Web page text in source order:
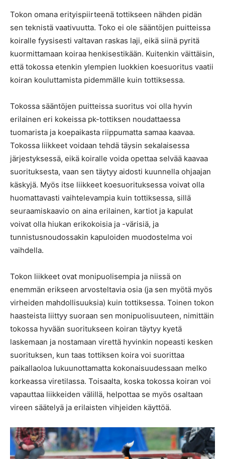
Tokon omana erityispiirteenä tottikseen nähden pidän
sen teknistä vaativuutta. Toko ei ole sääntöjen puitteissa
koiralle fyysisesti valtavan raskas laji, eikä siinä pyritä
kuormittamaan koiraa henkisestikään. Kuitenkin väittäisin,
että tokossa etenkin ylempien luokkien koesuoritus vaatii
koiran kouluttamista pidemmälle kuin tottiksessa.
Tokossa sääntöjen puitteissa suoritus voi olla hyvin
erilainen eri kokeissa pk-tottiksen noudattaessa
tuomarista ja koepaikasta riippumatta samaa kaavaa.
Tokossa liikkeet voidaan tehdä täysin sekalaisessa
järjestyksessä, eikä koiralle voida opettaa selvää kaavaa
suorituksesta, vaan sen täytyy aidosti kuunnella ohjaajan
käskyjä. Myös itse liikkeet koesuorituksessa voivat olla
huomattavasti vaihtelevampia kuin tottiksessa, sillä
seuraamiskaavio on aina erilainen, kartiot ja kapulat
voivat olla hiukan erikokoisia ja -värisiä, ja
tunnistusnoudossakin kapuloiden muodostelma voi
vaihdella.
Tokon liikkeet ovat monipuolisempia ja niissä on
enemmän erikseen arvosteltavia osia (ja sen myötä myös
virheiden mahdollisuuksia) kuin tottiksessa. Toinen tokon
haasteista liittyy suoraan sen monipuolisuuteen, nimittäin
tokossa hyvään suoritukseen koiran täytyy kyetä
laskemaan ja nostamaan virettä hyvinkin nopeasti kesken
suorituksen, kun taas tottiksen koira voi suorittaa
paikallaoloa lukuunottamatta kokonaisuudessaan melko
korkeassa viretilassa. Toisaalta, koska tokossa koiran voi
vapauttaa liikkeiden välillä, helpottaa se myös osaltaan
vireen säätelyä ja erilaisten vihjeiden käyttöä.